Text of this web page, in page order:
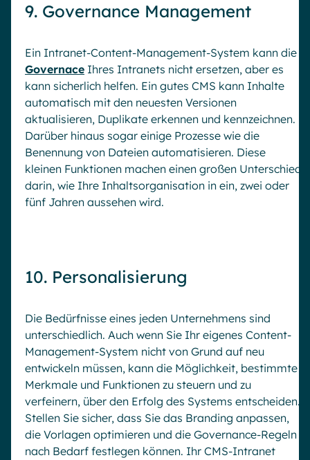
9. Governance Management
Ein Intranet-Content-Management-System kann die
Governace Ihres Intranets nicht ersetzen, aber es
kann sicherlich helfen. Ein gutes CMS kann Inhalte
automatisch mit den neuesten Versionen
aktualisieren, Duplikate erkennen und kennzeichnen.
Darüber hinaus sogar einige Prozesse wie die
Benennung von Dateien automatisieren. Diese
kleinen Funktionen machen einen großen Unterschied
darin, wie Ihre Inhaltsorganisation in ein, zwei oder
fünf Jahren aussehen wird.
10. Personalisierung
Die Bedürfnisse eines jeden Unternehmens sind
unterschiedlich. Auch wenn Sie Ihr eigenes Content-
Management-System nicht von Grund auf neu
entwickeln müssen, kann die Möglichkeit, bestimmte
Merkmale und Funktionen zu steuern und zu
verfeinern, über den Erfolg des Systems entscheiden.
Stellen Sie sicher, dass Sie das Branding anpassen,
die Vorlagen optimieren und die Governance-Regeln
nach Bedarf festlegen können. Ihr CMS-Intranet